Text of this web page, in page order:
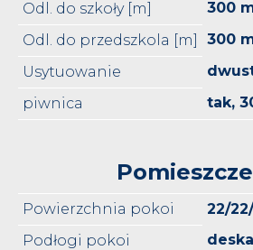
Odl. do szkoły [m]
300
Odl. do przedszkola [m]
300
Usytuowanie
piwnica
tak,
Powierzchnia pokoi 22/
Podłogi pokoi